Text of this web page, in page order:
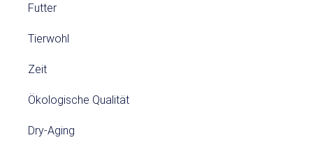
Futter
Tierwohl
Zeit
Ökologische Qualität
Dry-Aging